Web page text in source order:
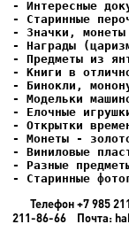
- Интересные
- Елочные
- Старинные
Телефон +7 985
211-86-66 Почта: